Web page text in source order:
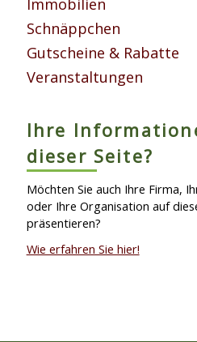
Schnäppchen
Gutscheine & Rabatte
Veranstaltungen
Ihre
dieser Seite?
Möchten Sie auch Ihre Firma,
oder Ihre Organisation auf
präsentieren?
Wie erfahren Sie hier!